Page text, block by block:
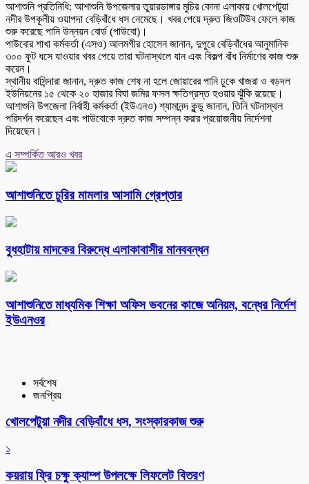
আশাশুনি প্রতিনিধি: আশাশুনি উপজেলার তুয়ারডাঙ্গার মুচির কোনা এলাকায় খোলপেটুয়া
নদীর উপকূলীয় ওয়াপদা বেড়িবাঁধে ধস নেমেছে। খবর পেয়ে দ্রুত জিওটিউব ফেলে কাজ
শুরু করেছে পানি উন্নয়ন বোর্ড (পাউবো)।
পাউবোর শাখা কর্মকর্তা (এসও) আলমগীর হোসেন জানান, দুপুরে বেড়িবাঁধের আনুমানিক
৩০০ ফুট ধসে যাওয়ার খবর পেয়ে তারা ঘটনাস্থলে যান এবং বিকল্প বাঁধ নির্মাণের কাজ শুরু
করেন।
স্থানীয় বাসিন্দারা জানান, দ্রুত কাজ শেষ না হলে জোয়ারের পানি ঢুকে খাজরা ও বড়দল
ইউনিয়নের ১৫ থেকে ২০ হাজার বিঘা জমির ফসল ক্ষতিগ্রস্ত হওয়ার ঝুঁকি রয়েছে।
আশাশুনি উপজেলা নির্বাহী কর্মকর্তা (ইউএনও) শ্যামানন্দ কুন্ডু জানান, তিনি ঘটনাস্থল
পরিদর্শন করেছেন এবং পাউবোকে দ্রুত কাজ সম্পন্ন করার প্রয়োজনীয় নির্দেশনা
দিয়েছেন।
এ সম্পর্কিত আরও খবর
আশাশুনিতে চুরির মামলার আসামি গ্রেপ্তার
বুধহাটায় মাদকের বিরুদ্ধে এলাকাবাসীর মানববন্ধন
আশাশুনিতে মাধ্যমিক শিক্ষা অফিস ভবনের কাজে অনিয়ম, বন্ধের নির্দেশ
ইউএনওর
সর্বশেষ
জনপ্রিয়
খোলপেটুয়া নদীর বেড়িবাঁধে ধস, সংস্কারকাজ শুরু
১
কয়রায় ফ্রি চক্ষু ক্যাম্প উপলক্ষে লিফলেট বিতরণ